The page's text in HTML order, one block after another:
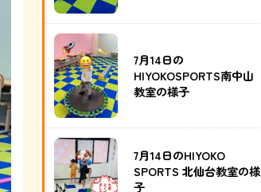
7月14日の
HIYOKOSPORTS南中山
教室の様子
7月14日のHIYOKO
SPORTS 北仙台教室の様
子